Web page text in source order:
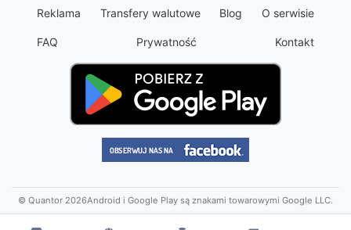
Reklama Transfery walutowe Blog O serwisie
FAQ Prywatność Kontakt
© Quantor 2026Android i Google Play są znakami towarowymi Google LLC.